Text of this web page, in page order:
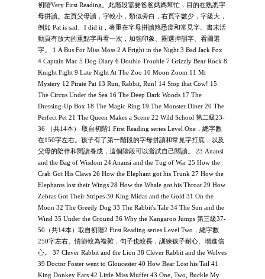
初階Very First Reading。此階段需要爸爸媽媽幫忙，目的在熟悉字
母拼讀。左頁父母讀，字較小，類似旁白，右頁字數少，字級大，
例如 Pat is sad、I did it，著重在字母拼讀熟悉度和常見字。書末活
動頁有放大的重點字再看一次，加強印象、圈選押韻字、看圖選
字。 1 A Bus For Miss Moss 2 A Fright in the Night 3 Bad Jack Fox
4 Captain Mac 5 Dog Diary 6 Double Trouble 7 Grizzly Bear Rock 8
Knight Fight 9 Late Night At The Zoo 10 Moon Zoom 11 Mr
Mystery 12 Pirate Pat 13 Run, Rabbit, Run! 14 Stop that Cow! 15
The Circus Under the Sea 16 The Deep Dark Woods 17 The
Dressing-Up Box 18 The Magic Ring 19 The Monster Diner 20 The
Perfect Pet 21 The Queen Makes a Scene 22 Wild School 第二級23-
36 （共14本） 取自初階1 First Reading series Level One，總字數
在150字左右。孩子有了第一階段的字母拼讀和常見字打底，以及
父母的陪伴和閱讀養成，這個階段可以嘗試自己閱讀。 23 Anansi
and the Bag of Wisdom 24 Anansi and the Tug of War 25 How the
Crab Got His Claws 26 How the Elephant got his Trunk 27 How the
Elephants lost their Wings 28 How the Whale got his Throat 29 How
Zebras Got Their Stripes 30 King Midas and the Gold 31 On the
Moon 32 The Greedy Dog 33 The Rabbit's Tale 34 The Sun and the
Wind 35 Under the Ground 36 Why the Kangaroo Jumps 第三級37-
50（共14本）取自初階2 First Reading series Level Two，總字數
250字左右。情節較為複雜，句子也較長，訓練孩子耐心、增進信
心。 37 Clever Rabbit and the Lion 38 Clever Rabbit and the Wolves
39 Doctor Foster went to Gloucester 40 How Bear Lost his Tail 41
King Donkey Ears 42 Little Miss Muffet 43 One, Two, Buckle My